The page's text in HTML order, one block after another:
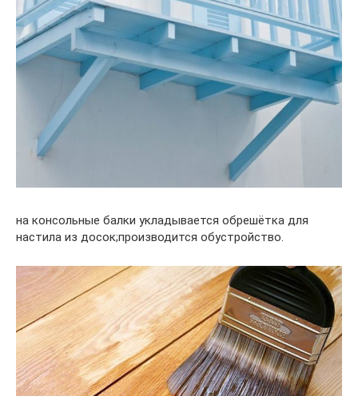
на консольные балки укладывается обрешётка для
настила из досок;производится обустройство.